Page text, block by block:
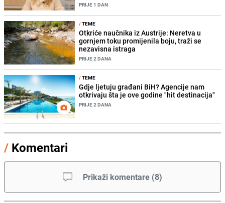
PRIJE 1 DAN
/TEME
Otkriće naučnika iz Austrije: Neretva u
gornjem toku promijenila boju, traži se
nezavisna istraga
PRIJE 2 DANA
/TEME
Gdje ljetuju građani BiH? Agencije nam
otkrivaju šta je ove godine "hit destinacija"
PRIJE 2 DANA
/ Komentari
Prikaži komentare (8)